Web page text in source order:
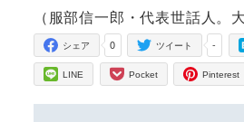
（服部信一郎・代表世話人。
0
シェア -
ツイート
LINE Pocket Pinterest